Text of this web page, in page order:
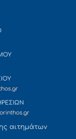
αιτημάτων